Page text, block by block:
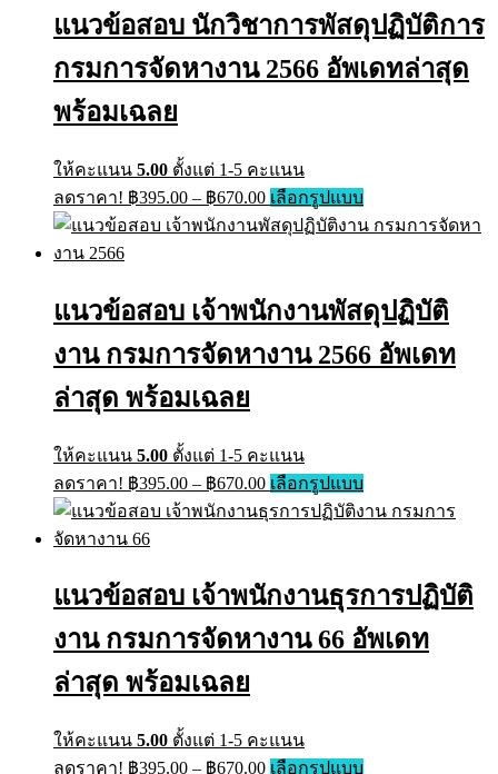
options
may
be
chosen
แนวข้อสอบ นักวิชาการพัสดุปฏิบัติการ
กรมการจัดหางาน 2566 อัพเดทล่าสุด
พร้อมเฉลย
ให้คะแนน 5.00 ตั้งแต่ 1-5 คะแนน
ลดราคา! ฿395.00 – ฿670.00Price
range:
฿395.00
เลือกรูปแบบThis
product
has
options
may
be
chosen
แนวข้อสอบ เจ้าพนักงานพัสดุปฏิบัติ
งาน กรมการจัดหางาน 2566 อัพเดท
ล่าสุด พร้อมเฉลย
ให้คะแนน 5.00 ตั้งแต่ 1-5 คะแนน
ลดราคา! ฿395.00 – ฿670.00Price
range:
฿395.00
เลือกรูปแบบThis
product
has
options
be
chosen
แนวข้อสอบ เจ้าพนักงานธุรการปฏิบัติ
งาน กรมการจัดหางาน 66 อัพเดท
ล่าสุด พร้อมเฉลย
ให้คะแนน 5.00 ตั้งแต่ 1-5 คะแนน
ลดราคา! ฿395.00 – ฿670.00Price
เลือกรูปแบบThis